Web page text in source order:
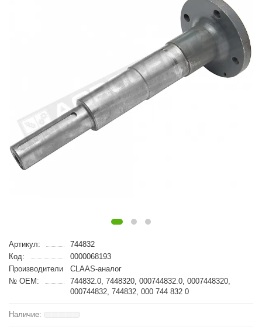
Артикул:
744832
Код:
0000068193
Производители
CLAAS-аналог
№ OEM:
744832.0, 7448320, 000744832.0, 0007448320,
000744832, 744832, 000 744 832 0